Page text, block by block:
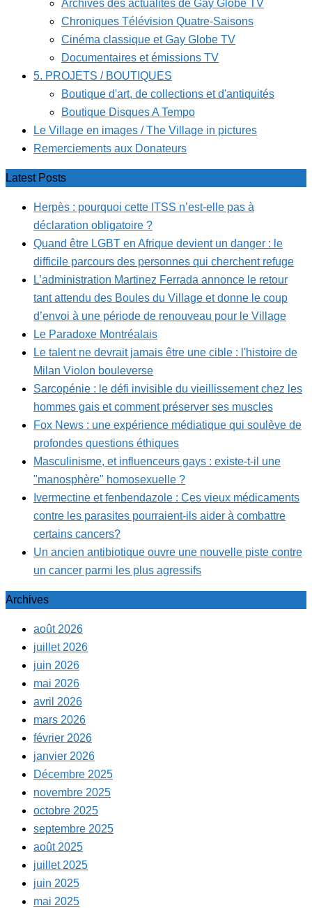
Archives des actualités de Gay Globe TV
Chroniques Télévision Quatre-Saisons
Cinéma classique et Gay Globe TV
Documentaires et émissions TV
5. PROJETS / BOUTIQUES
Boutique d'art, de collections et d'antiquités
Boutique Disques A Tempo
Le Village en images / The Village in pictures
Remerciements aux Donateurs
Latest Posts
Herpès : pourquoi cette ITSS n’est-elle pas à
déclaration obligatoire ?
Quand être LGBT en Afrique devient un danger : le
difficile parcours des personnes qui cherchent refuge
L’administration Martinez Ferrada annonce le retour
tant attendu des Boules du Village et donne le coup
d’envoi à une période de renouveau pour le Village
Le Paradoxe Montréalais
Le talent ne devrait jamais être une cible : l'histoire de
Milan Violon bouleverse
Sarcopénie : le défi invisible du vieillissement chez les
hommes gais et comment préserver ses muscles
Fox News : une expérience médiatique qui soulève de
profondes questions éthiques
Masculinisme, et influenceurs gays : existe-t-il une
"manosphère" homosexuelle ?
Ivermectine et fenbendazole : Ces vieux médicaments
contre les parasites pourraient-ils aider à combattre
certains cancers?
Un ancien antibiotique ouvre une nouvelle piste contre
un cancer parmi les plus agressifs
Archives
août 2026
juillet 2026
juin 2026
mai 2026
avril 2026
mars 2026
février 2026
janvier 2026
Décembre 2025
novembre 2025
octobre 2025
septembre 2025
août 2025
juillet 2025
juin 2025
mai 2025